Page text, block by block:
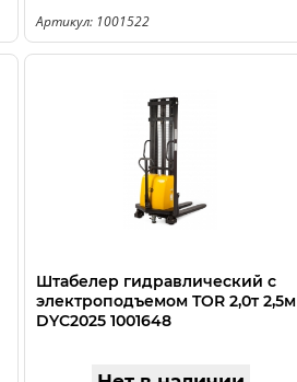
Артикул: 1001522
Штабелер гидравлический с
электроподъемом TOR 2,0т 2,5м
DYC2025 1001648